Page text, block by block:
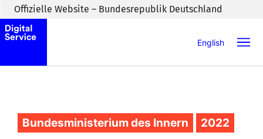
Zum Inhaltsbereich wechseln
Offizielle Website – Bundesrepublik Deutschland
English
Bundesministerium des Innern 2022